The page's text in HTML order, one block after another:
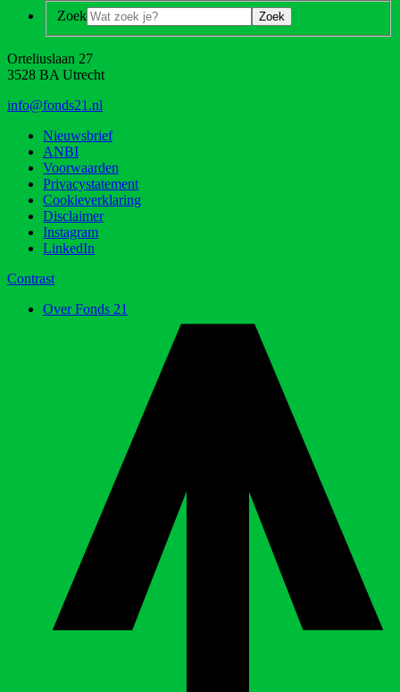
Zoek
Orteliuslaan 27
3528 BA Utrecht
info@fonds21.nl
Nieuwsbrief
ANBI
Voorwaarden
Privacystatement
Cookieverklaring
Disclaimer
Instagram
LinkedIn
Contrast
Over Fonds 21